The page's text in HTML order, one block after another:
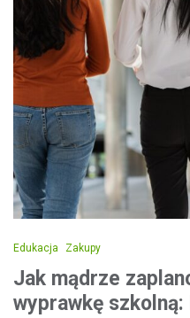
Edukacja Zakupy
Jak mądrze
wyprawkę